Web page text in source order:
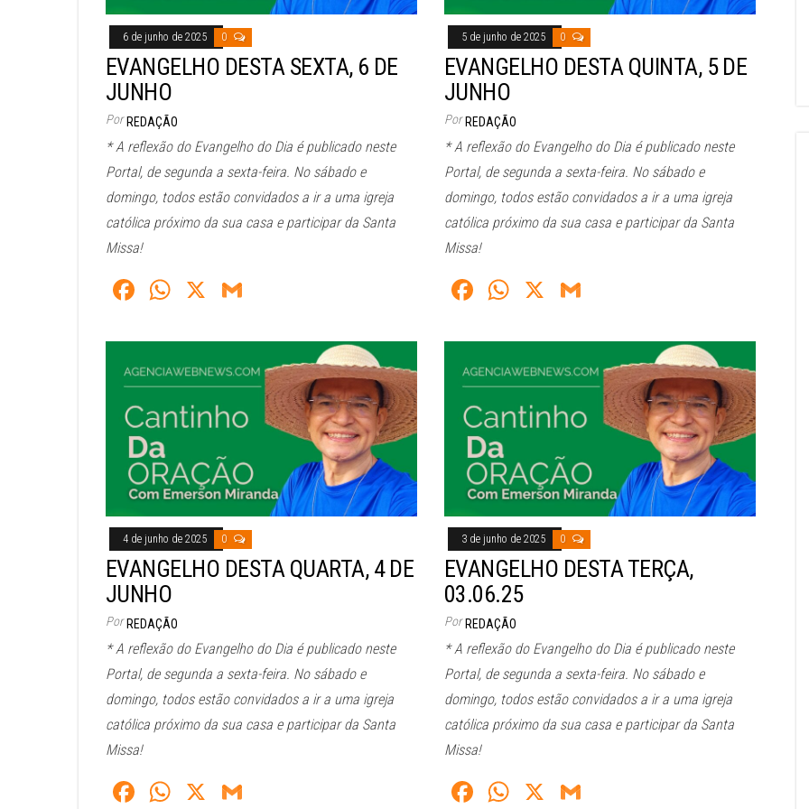
6 de junho de 2025 0
EVANGELHO DESTA SEXTA, 6 DE
JUNHO
Por REDAÇÃO
* A reflexão do Evangelho do Dia é publicado neste
Portal, de segunda a sexta-feira. No sábado e
domingo, todos estão convidados a ir a uma igreja
católica próximo da sua casa e participar da Santa
Missa!
Fa
bo
ok
W
ts
A
pp
X
ail
5 de junho de 2025 0
EVANGELHO DESTA QUINTA, 5 DE
JUNHO
Por REDAÇÃO
* A reflexão do Evangelho do Dia é publicado neste
Portal, de segunda a sexta-feira. No sábado e
domingo, todos estão convidados a ir a uma igreja
católica próximo da sua casa e participar da Santa
Missa!
Fa
bo
ok
W
ts
A
pp
X
ail
4 de junho de 2025 0
EVANGELHO DESTA QUARTA, 4 DE
JUNHO
Por REDAÇÃO
* A reflexão do Evangelho do Dia é publicado neste
Portal, de segunda a sexta-feira. No sábado e
domingo, todos estão convidados a ir a uma igreja
católica próximo da sua casa e participar da Santa
Missa!
Fa
W
X
3 de junho de 2025 0
EVANGELHO DESTA TERÇA,
03.06.25
Por REDAÇÃO
* A reflexão do Evangelho do Dia é publicado neste
Portal, de segunda a sexta-feira. No sábado e
domingo, todos estão convidados a ir a uma igreja
católica próximo da sua casa e participar da Santa
Missa!
Fa
W
X